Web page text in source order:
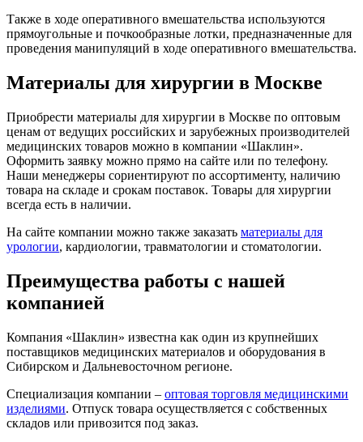
Также в ходе оперативного вмешательства используются
прямоугольные и почкообразные лотки, предназначенные для
проведения манипуляций в ходе оперативного вмешательства.
Материалы для хирургии в Москве
Приобрести материалы для хирургии в Москве по оптовым
ценам от ведущих российских и зарубежных производителей
медицинских товаров можно в компании «Шаклин».
Оформить заявку можно прямо на сайте или по телефону.
Наши менеджеры сориентируют по ассортименту, наличию
товара на складе и срокам поставок. Товары для хирургии
всегда есть в наличии.
На сайте компании можно также заказать материалы для
урологии, кардиологии, травматологии и стоматологии.
Преимущества работы с нашей
компанией
Компания «Шаклин» известна как один из крупнейших
поставщиков медицинских материалов и оборудования в
Сибирском и Дальневосточном регионе.
Специализация компании – оптовая торговля медицинскими
изделиями. Отпуск товара осуществляется с собственных
складов или привозится под заказ.